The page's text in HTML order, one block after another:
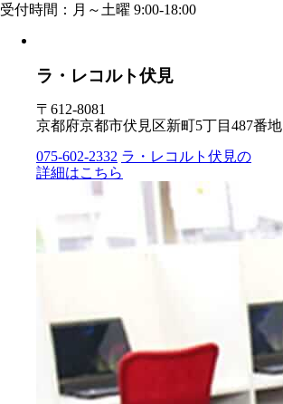
受付時間：月～土曜 9:00-18:00
ラ・レコルト伏見
〒612-8081
京都府京都市伏見区新町5丁目487番地
075-602-2332 ラ・レコルト伏見の
詳細はこちら